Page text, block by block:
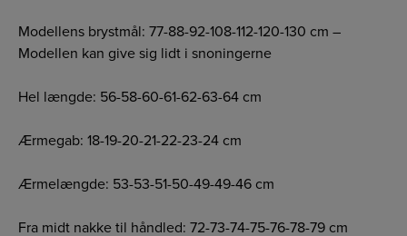
Modellens brystmål: 77-88-92-108-112-120-130 cm –
Modellen kan give sig lidt i snoningerne
Hel længde: 56-58-60-61-62-63-64 cm
Ærmegab: 18-19-20-21-22-23-24 cm
Ærmelængde: 53-53-51-50-49-49-46 cm
Fra midt nakke til håndled: 72-73-74-75-76-78-79 cm